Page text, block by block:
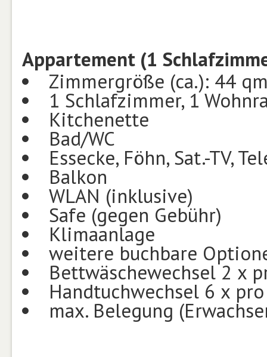
Appartement (1
Zimmergröße (ca.): 44
1 Schlafzimmer, 1
Kitchenette
Bad/WC
Essecke, Föhn, Sat.-TV,
Balkon
WLAN (inklusive)
Safe (gegen Gebühr)
Klimaanlage
weitere buchbare
Bettwäschewechsel 2 x
Handtuchwechsel 6 x
max. Belegung